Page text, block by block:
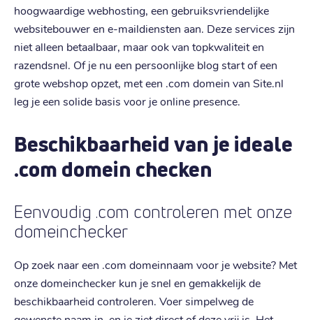
hoogwaardige webhosting, een gebruiksvriendelijke
websitebouwer en e-maildiensten aan. Deze services zijn
niet alleen betaalbaar, maar ook van topkwaliteit en
razendsnel. Of je nu een persoonlijke blog start of een
grote webshop opzet, met een .com domein van Site.nl
leg je een solide basis voor je online presence.
Beschikbaarheid van je ideale
.com domein checken
Eenvoudig .com controleren met onze
domeinchecker
Op zoek naar een .com domeinnaam voor je website? Met
onze domeinchecker kun je snel en gemakkelijk de
beschikbaarheid controleren. Voer simpelweg de